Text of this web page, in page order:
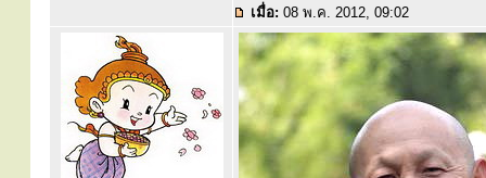
เมื่อ: 08 พ.ค. 2012, 09:02